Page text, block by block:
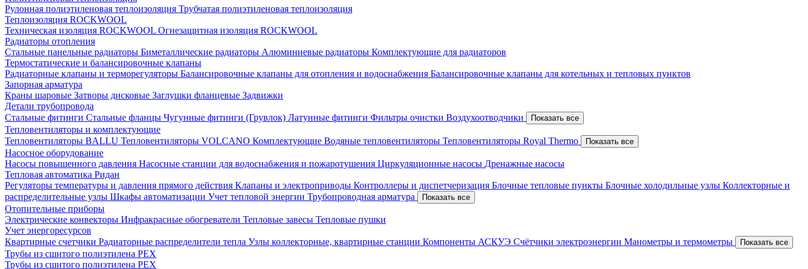
Рулонная полиэтиленовая теплоизоляция Трубчатая полиэтиленовая теплоизоляция
Теплоизоляция ROCKWOOL
Техническая изоляция ROCKWOOL Огнезащитная изоляция ROCKWOOL
Радиаторы отопления
Стальные панельные радиаторы Биметаллические радиаторы Алюминиевые радиаторы Комплектующие для радиаторов
Термостатические и балансировочные клапаны
Радиаторные клапаны и терморегуляторы Балансировочные клапаны для отопления и водоснабжения Балансировочные клапаны для котельных и тепловых пунктов
Запорная арматура
Краны шаровые Затворы дисковые Заглушки фланцевые Задвижки
Детали трубопровода
Стальные фитинги Стальные фланцы Чугунные фитинги (Грувлок) Латунные фитинги Фильтры очистки Воздухоотводчики Показать все
Тепловентиляторы и комплектующие
Тепловентиляторы BALLU Тепловентиляторы VOLCANO Комплектующие Водяные тепловентиляторы Тепловентиляторы Royal Thermo Показать все
Насосное оборудование
Насосы повышенного давления Насосные станции для водоснабжения и пожаротушения Циркуляционные насосы Дренажные насосы
Тепловая автоматика Ридан
Регуляторы температуры и давления прямого действия Клапаны и электроприводы Контроллеры и диспетчеризация Блочные тепловые пункты Блочные холодильные узлы Коллекторные и
распределительные узлы Шкафы автоматизации Учет тепловой энергии Трубопроводная арматура Показать все
Отопительные приборы
Электрические конвекторы Инфракрасные обогреватели Тепловые завесы Тепловые пушки
Учет энергоресурсов
Квартирные счетчики Радиаторные распределители тепла Узлы коллекторные, квартирные станции Компоненты АСКУЭ Счётчики электроэнергии Манометры и термометры Показать все
Трубы из сшитого полиэтилена PEX
Трубы из сшитого полиэтилена PEX